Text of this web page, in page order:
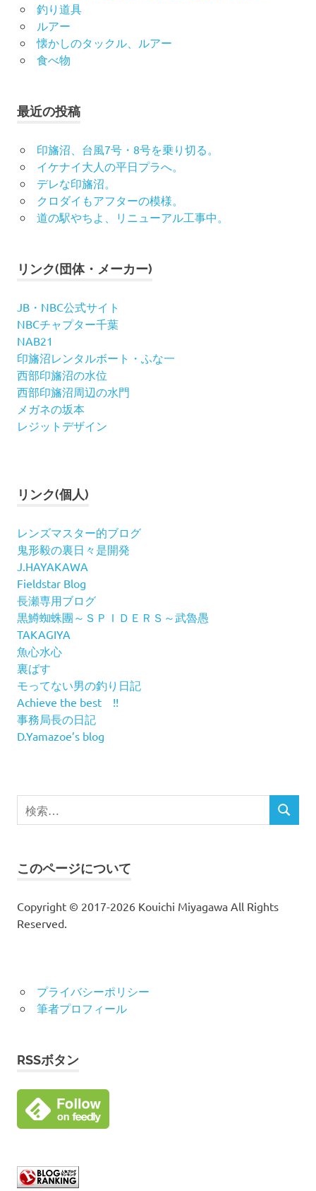
釣り道具
ルアー
懐かしのタックル、ルアー
食べ物
最近の投稿
印旛沼、台風7号・8号を乗り切る。
イケナイ大人の平日プラへ。
デレな印旛沼。
クロダイもアフターの模様。
道の駅やちよ、リニューアル工事中。
リンク(団体・メーカー)
JB・NBC公式サイト
NBCチャプター千葉
NAB21
印旛沼レンタルボート・ふな一
西部印旛沼の水位
西部印旛沼周辺の水門
メガネの坂本
レジットデザイン
リンク(個人)
レンズマスター的ブログ
鬼形毅の裏日々是開発
J.HAYAKAWA
Fieldstar Blog
長瀬専用ブログ
黒鱒蜘蛛團～ＳＰＩＤＥＲＳ～武魯愚
TAKAGIYA
魚心水心
裏ばす
モってない男の釣り日記
Achieve the best !!
事務局長の日記
D.Yamazoe’s blog
検
索
検
このページについて
Copyright © 2017-2026 Kouichi Miyagawa All Rights
Reserved.
プライバシーポリシー
筆者プロフィール
RSSボタン